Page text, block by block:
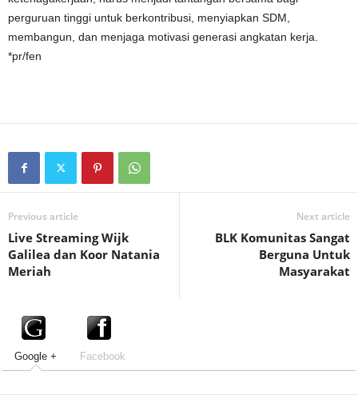
perguruan tinggi untuk berkontribusi, menyiapkan SDM,
membangun, dan menjaga motivasi generasi angkatan kerja.
*pr/fen
Previous article
Live Streaming Wijk
Galilea dan Koor Natania
Meriah
Next article
BLK Komunitas Sangat
Berguna Untuk
Masyarakat
Google + Facebook